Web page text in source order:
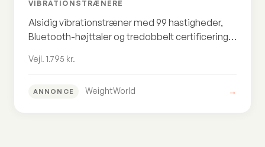
VIBRATIONSTRÆNERE
Alsidig vibrationstræner med 99 hastigheder,
Bluetooth-højttaler og tredobbelt certificering.
marked ifølge producentens hjemmeside.
Vejl. 1.795 kr.
ANNONCE WeightWorld →